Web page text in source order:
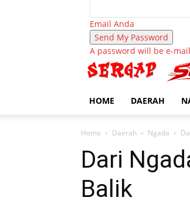
Email Anda
A password will be e-
HOME DAERAH
Home Daerah Ngada
Dari
Balik